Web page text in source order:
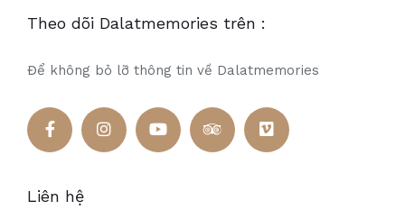
Theo dõi Dalatmemories trên :
Để không bỏ lỡ thông tin về Dalatmemories
Liên hệ